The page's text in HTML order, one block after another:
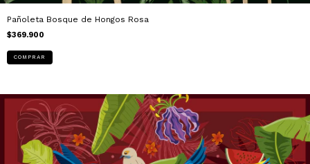
Pañoleta Bosque de Hongos Rosa
$369.900